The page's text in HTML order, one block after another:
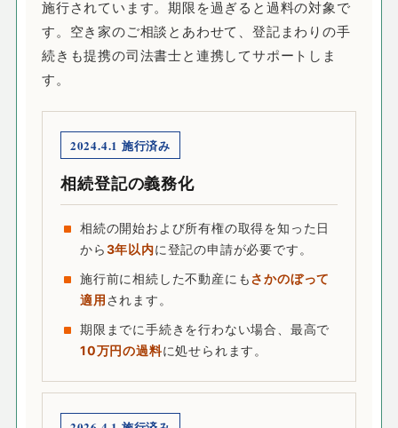
施行されています。期限を過ぎると過料の対象で
す。空き家のご相談とあわせて、登記まわりの手
続きも提携の司法書士と連携してサポートしま
す。
2024.4.1 施行済み
相続登記の義務化
相続の開始および所有権の取得を知った日
から3年以内に登記の申請が必要です。
施行前に相続した不動産にもさかのぼって
適用されます。
期限までに手続きを行わない場合、最高で
10万円の過料に処せられます。